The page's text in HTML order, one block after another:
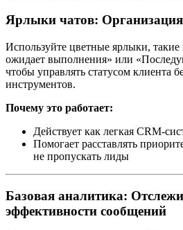
Ярлыки чатов: Организация
Используйте цветные ярлыки,
ожидает выполнения» или
чтобы управлять статусом клиента
инструментов.
Почему это работает:
Действует как легкая CRM-
Помогает расставлять
не пропускать лиды
Базовая аналитика:
эффективности сообщений